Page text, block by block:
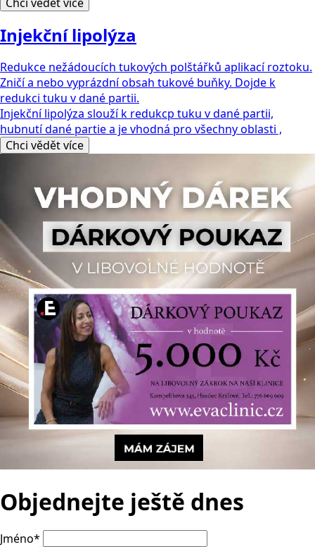
Injekční lipolýza
Redukce nežádoucích tukových polštářků aplikací roztoku.
Zničí a nebo vyprázdní obsah tukové buňky. Dojde k
redukci tuku v dané partii.
Injekční lipolýza slouží k redukcp tuku v dané partii,
hubnutí dané partie a je vhodná pro všechny oblasti ,
Chci vědět více
Objednejte ještě dnes
Jméno*